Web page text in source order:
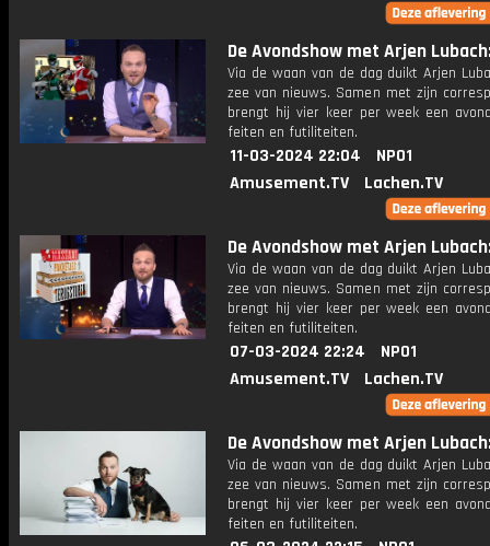
De Avondshow met Arjen
Via de waan van de dag duikt Arjen
zee van nieuws. Samen met zijn
brengt hij vier keer per week een
feiten en futiliteiten.
11-03-2024 22:04
NPO1
Amusement.TV
Lachen.TV
De Avondshow met Arjen
Via de waan van de dag duikt Arjen
zee van nieuws. Samen met zijn
brengt hij vier keer per week een
feiten en futiliteiten.
07-03-2024 22:24
NPO1
Amusement.TV
Lachen.TV
De Avondshow met Arjen
Via de waan van de dag duikt Arjen
zee van nieuws. Samen met zijn
brengt hij vier keer per week een
feiten en futiliteiten.